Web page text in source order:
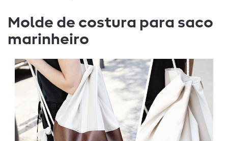
Molde de costura para saco
marinheiro